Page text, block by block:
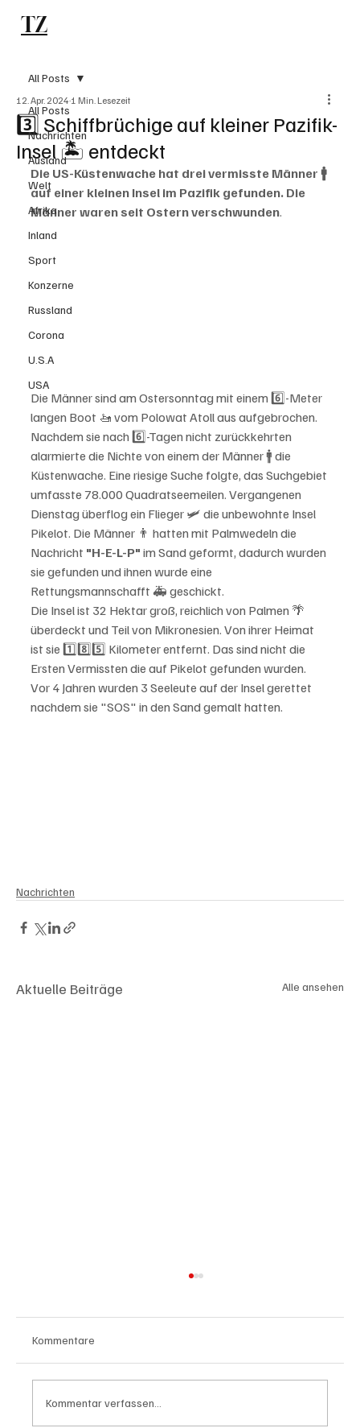
TZ
All Posts
Nachrichten
Ausland
Welt
Afrika
Inland
Sport
Konzerne
Russland
Corona
U.S.A
USA
All Posts
3️⃣ Schiffbrüchige auf kleiner Pazifik-
Insel 🏝 entdeckt
12. Apr. 2024 1 Min. Lesezeit
Die US-Küstenwache hat drei vermisste Männer 🚹
auf einer kleinen Insel im Pazifik gefunden. Die
Männer waren seit Ostern verschwunden.
Die Männer sind am Ostersonntag mit einem 6️⃣-Meter
langen Boot 🚤 vom Polowat Atoll aus aufgebrochen.
Nachdem sie nach 6️⃣-Tagen nicht zurückkehrten
alarmierte die Nichte von einem der Männer 🚹 die
Küstenwache. Eine riesige Suche folgte, das Suchgebiet
umfasste 78.000 Quadratseemeilen. Vergangenen
Dienstag überflog ein Flieger 🛩 die unbewohnte Insel
Pikelot. Die Männer 👨 hatten mit Palmwedeln die
Nachricht "H-E-L-P" im Sand geformt, dadurch wurden
sie gefunden und ihnen wurde eine
Rettungsmannschafft 🚑 geschickt.
Die Insel ist 32 Hektar groß, reichlich von Palmen 🌴
überdeckt und Teil von Mikronesien. Von ihrer Heimat
ist sie 1️⃣8️⃣5️⃣ Kilometer entfernt. Das sind nicht die
Ersten Vermissten die auf Pikelot gefunden wurden.
Vor 4 Jahren wurden 3 Seeleute auf der Insel gerettet
nachdem sie "SOS" in den Sand gemalt hatten.
Nachrichten
Aktuelle Beiträge Alle ansehen
Kommentare
Kommentar verfassen...